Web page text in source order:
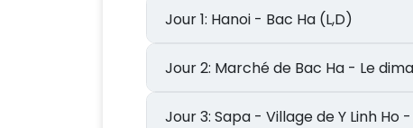
Jour 1: Hanoi - Bac Ha (L,D)
Jour 2: Marché de Bac Ha - Le
Jour 3: Sapa - Village de Y Linh